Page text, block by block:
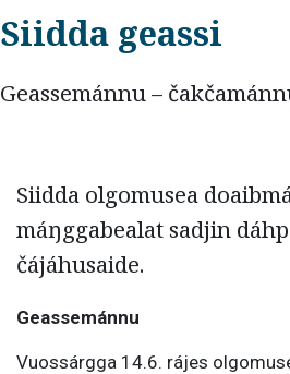
Siidda geassi
Geassemánnu –
Siidda olgomusea
máŋggabealat sadjin
čájáhusaide.
Geassemánnu
Vuossárgga 14.6. rájes